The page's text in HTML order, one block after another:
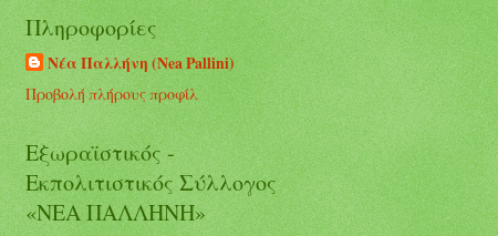
Πληροφορίες
Νέα Παλλήνη (Nea Pallini)
Προβολή πλήρους προφίλ
Εξωραϊστικός -
Εκπολιτιστικός Σύλλογος
«ΝΕΑ ΠΑΛΛΗΝΗ»